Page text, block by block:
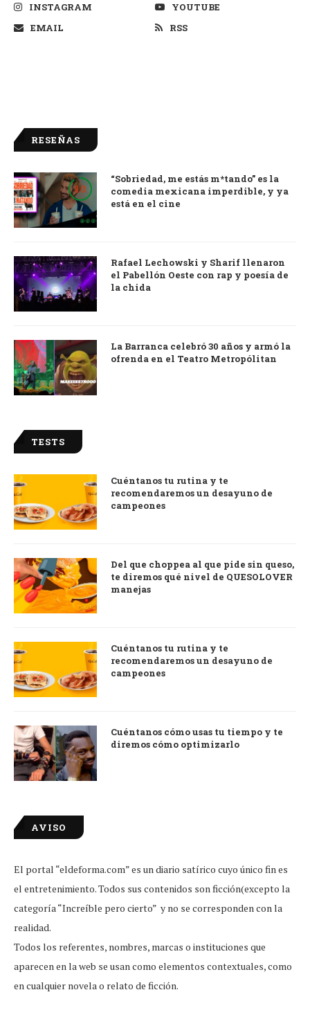
INSTAGRAM
YOUTUBE
EMAIL
RSS
RESEÑAS
9.0
“Sobriedad, me estás m*tando” es la
comedia mexicana imperdible, y ya
está en el cine
Rafael Lechowski y Sharif llenaron
el Pabellón Oeste con rap y poesía de
la chida
La Barranca celebró 30 años y armó la
ofrenda en el Teatro Metropólitan
TESTS
Cuéntanos tu rutina y te
recomendaremos un desayuno de
campeones
Del que choppea al que pide sin queso,
te diremos qué nivel de QUESOLOVER
manejas
Cuéntanos tu rutina y te
recomendaremos un desayuno de
campeones
Cuéntanos cómo usas tu tiempo y te
diremos cómo optimizarlo
AVISO
El portal “eldeforma.com” es un diario satírico cuyo único fin es
el entretenimiento. Todos sus contenidos son ficción(excepto la
categoría “Increíble pero cierto” y no se corresponden con la
realidad.
Todos los referentes, nombres, marcas o instituciones que
aparecen en la web se usan como elementos contextuales, como
en cualquier novela o relato de ficción.